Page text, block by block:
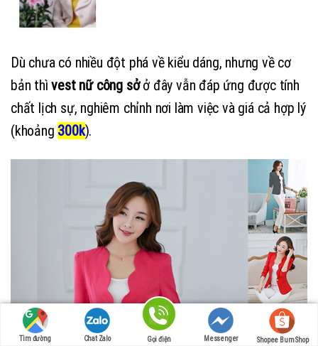
Dù chưa có nhiều đột phá về kiểu dáng, nhưng về cơ
bản thìvest nữ công sởở đây vẫn đáp ứng được tính
chất lịch sự, nghiêm chỉnh nơi làm việc và giá cả hợp lý
(khoảng 300k).
Tìm đường Chat Zalo Gọi điện Messenger Shopee Bum Shop